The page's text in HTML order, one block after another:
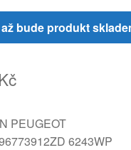
bude produkt
PEUGEOT
6243WP